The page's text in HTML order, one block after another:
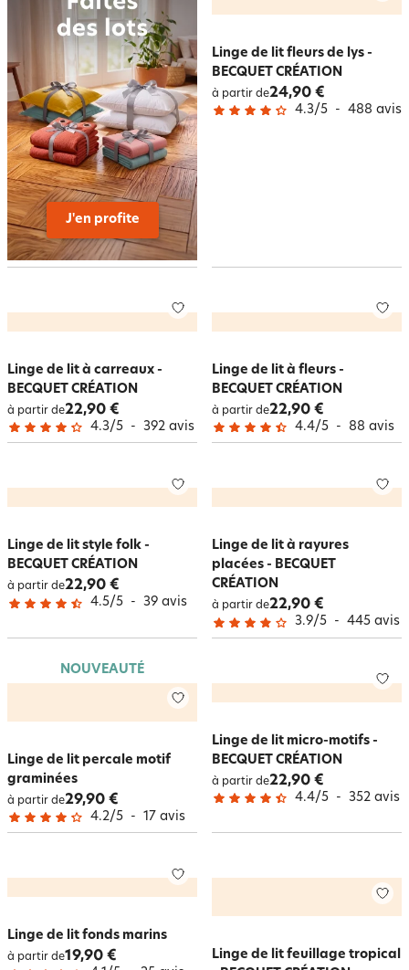
Linge de lit fleurs de lys -
BECQUET CRÉATION
à partir de24,90 €
4.3/5 - 488 avis
Linge de lit à carreaux -
BECQUET CRÉATION
à partir de22,90 €
4.3/5 - 392 avis
Linge de lit à fleurs -
BECQUET CRÉATION
à partir de22,90 €
4.4/5 - 88 avis
Linge de lit style folk -
BECQUET CRÉATION
à partir de22,90 €
4.5/5 - 39 avis
Linge de lit à rayures
placées - BECQUET
CRÉATION
à partir de22,90 €
3.9/5 - 445 avis
NOUVEAUTÉ
Linge de lit percale motif
graminées
à partir de29,90 €
4.2/5 - 17 avis
Linge de lit micro-motifs -
BECQUET CRÉATION
à partir de22,90 €
4.4/5 - 352 avis
Linge de lit fonds marins
à partir de19,90 €
Linge de lit feuillage tropical
J'en profite